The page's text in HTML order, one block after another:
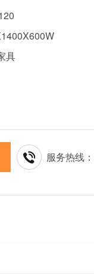
具
服务热线：